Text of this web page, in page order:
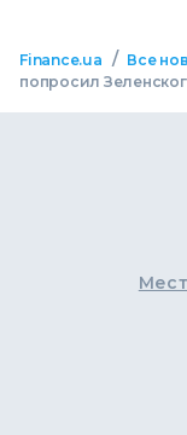
Finance.ua / Все
попросил